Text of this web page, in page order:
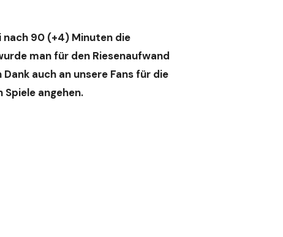
nach 90 (+4) Minuten die
man für den Riesenaufwand
auch an unsere Fans für die
angehen.